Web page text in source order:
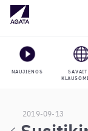
NAUJIENOS
2019-09-13